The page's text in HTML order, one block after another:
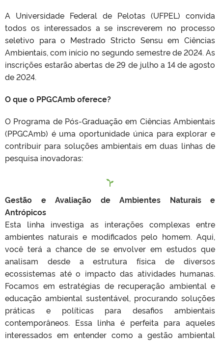
A Universidade Federal de Pelotas (UFPEL) convida
todos os interessados a se inscreverem no processo
seletivo para o Mestrado Stricto Sensu em Ciências
Ambientais, com início no segundo semestre de 2024. As
inscrições estarão abertas de 29 de julho a 14 de agosto
de 2024.
O que o PPGCAmb oferece?
O Programa de Pós-Graduação em Ciências Ambientais
(PPGCAmb) é uma oportunidade única para explorar e
contribuir para soluções ambientais em duas linhas de
pesquisa inovadoras:
Gestão e Avaliação de Ambientes Naturais e
Antrópicos
Esta linha investiga as interações complexas entre
ambientes naturais e modificados pelo homem. Aqui,
você terá a chance de se envolver em estudos que
analisam desde a estrutura física de diversos
ecossistemas até o impacto das atividades humanas.
Focamos em estratégias de recuperação ambiental e
educação ambiental sustentável, procurando soluções
práticas e políticas para desafios ambientais
contemporâneos. Essa linha é perfeita para aqueles
interessados em entender como a gestão ambiental